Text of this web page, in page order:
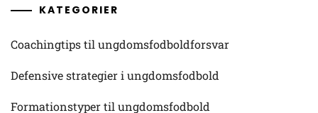
KATEGORIER
Coachingtips til ungdomsfodboldforsvar
Defensive strategier i ungdomsfodbold
Formationstyper til ungdomsfodbold